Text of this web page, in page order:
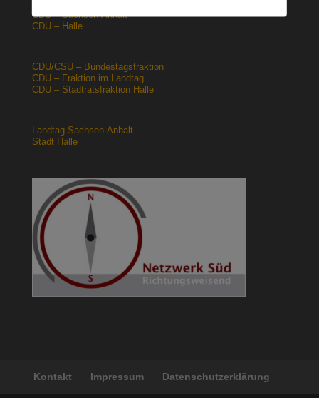
CDU – Sachsen-Anhalt
CDU – Halle
CDU/CSU – Bundestagsfraktion
CDU – Fraktion im Landtag
CDU – Stadtratsfraktion Halle
Landtag Sachsen-Anhalt
Stadt Halle
Kontakt Impressum Datenschutzerklärung